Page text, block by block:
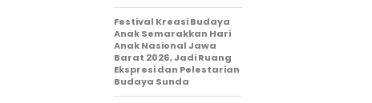
Festival Kreasi Budaya
Anak Semarakkan Hari
Anak Nasional Jawa
Barat 2026, Jadi Ruang
Ekspresi dan Pelestarian
Budaya Sunda